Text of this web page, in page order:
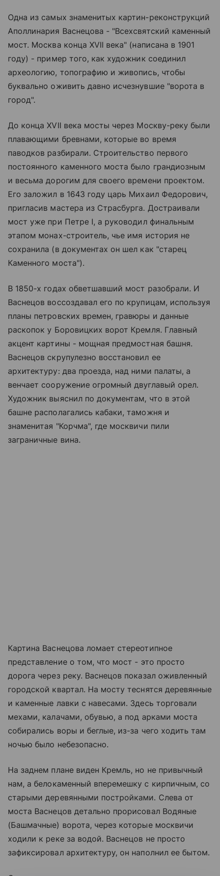
Одна из самых знаменитых картин-реконструкций
Аполлинария Васнецова - "Всехсвятский каменный
мост. Москва конца XVII века" (написана в 1901
году) - пример того, как художник соединил
археологию, топографию и живопись, чтобы
буквально оживить давно исчезнувшие "ворота в
город".
До конца XVII века мосты через Москву-реку были
плавающими бревнами, которые во время
паводков разбирали. Строительство первого
постоянного каменного моста было грандиозным
и весьма дорогим для своего времени проектом.
Его заложил в 1643 году царь Михаил Федорович,
пригласив мастера из Страсбурга. Достраивали
мост уже при Петре I, а руководил финальным
этапом монах-строитель, чье имя история не
сохранила (в документах он шел как "старец
Каменного моста").
В 1850-х годах обветшавший мост разобрали. И
Васнецов воссоздавал его по крупицам, используя
планы петровских времен, гравюры и данные
раскопок у Боровицких ворот Кремля. Главный
акцент картины - мощная предмостная башня.
Васнецов скрупулезно восстановил ее
архитектуру: два проезда, над ними палаты, а
венчает сооружение огромный двуглавый орел.
Художник выяснил по документам, что в этой
башне располагались кабаки, таможня и
знаменитая "Корчма", где москвичи пили
заграничные вина.
Картина Васнецова ломает стереотипное
представление о том, что мост - это просто
дорога через реку. Васнецов показал оживленный
городской квартал. На мосту теснятся деревянные
и каменные лавки с навесами. Здесь торговали
мехами, калачами, обувью, а под арками моста
собирались воры и беглые, из-за чего ходить там
ночью было небезопасно.
На заднем плане виден Кремль, но не привычный
нам, а белокаменный вперемешку с кирпичным, со
старыми деревянными постройками. Слева от
моста Васнецов детально прорисовал Водяные
(Башмачные) ворота, через которые москвичи
ходили к реке за водой. Васнецов не просто
зафиксировал архитектуру, он наполнил ее бытом.